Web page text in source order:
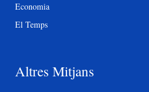
Economia
El Temps
Altres Mitjans